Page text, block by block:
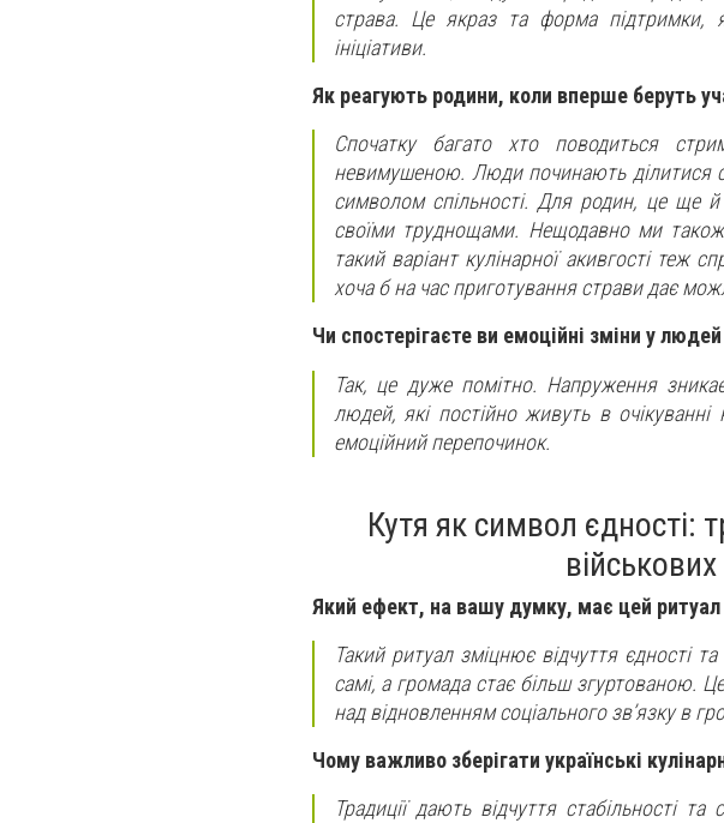
страва. Це якраз та форма підтримки,
ініціативи.
Як реагують родини, коли вперше беруть
Спочатку багато хто поводиться
невимушеною. Люди починають ділитися
символом спільності. Для родин, це ще
своїми труднощами. Нещодавно ми
такий варіант кулінарної акивгості теж
хоча б на час приготування страви дає
Чи спостерігаєте ви емоційні зміни у
Так, це дуже помітно. Напруження
людей, які постійно живуть в
емоційний перепочинок.
Кутя як символ єдності:
Який ефект, на вашу думку, має цей
Такий ритуал зміцнює відчуття єдності
самі, а громада стає більш згуртованою.
над відновленням соціального зв’язку в
Чому важливо зберігати українські
Традиції дають відчуття стабільності